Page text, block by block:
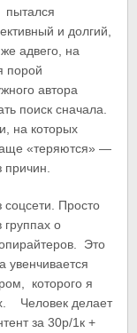
пытался
и долгий,
адвего, на
порой
автора
поиск сначала.
на которых
«теряются» —
соцсети. Просто
группах о
Это
увенчивается
которого я
Человек делает
за 30р/1к +